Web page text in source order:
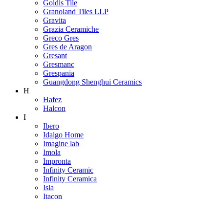
Goldis Tile
Granoland Tiles LLP
Gravita
Grazia Ceramiche
Greco Gres
Gres de Aragon
Gresant
Gresmanc
Grespania
Guangdong Shenghui Ceramics
H
Hafez
Halcon
I
Ibero
Idalgo Home
Imagine lab
Imola
Impronta
Infinity Ceramic
Infinity Ceramica
Isla
Itacon